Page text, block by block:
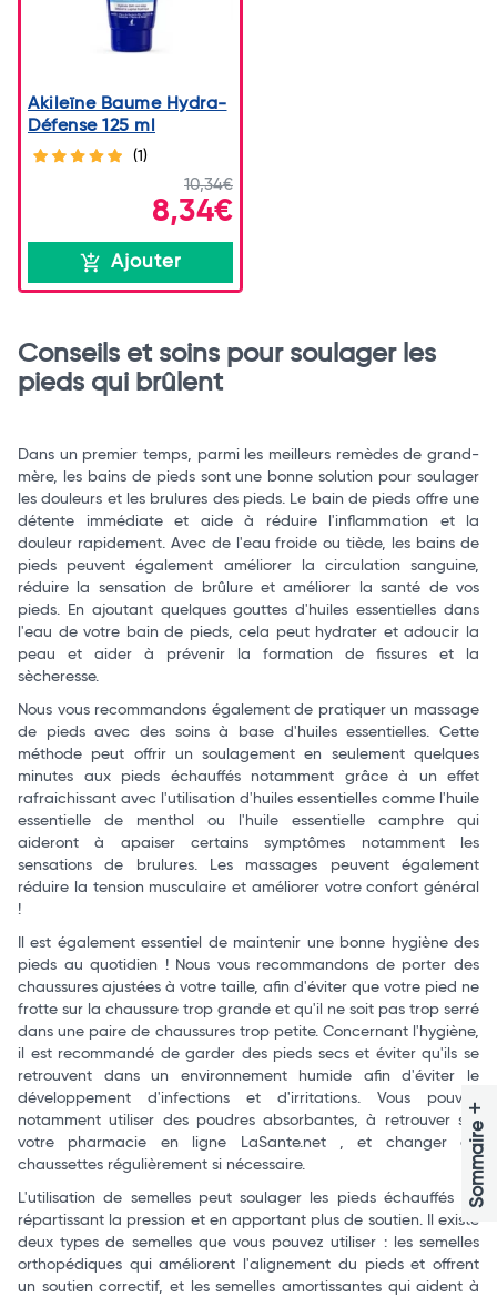
Sommaire
+
Akileïne Baume Hydra-
Défense 125 ml
(1)
10,34€
8,34€
Ajouter
Conseils et soins pour soulager les
pieds qui brûlent
Dans un premier temps, parmi les meilleurs remèdes de grand-
mère, les bains de pieds sont une bonne solution pour soulager
les douleurs et les brulures des pieds. Le bain de pieds offre une
détente immédiate et aide à réduire l'inflammation et la
douleur rapidement. Avec de l'eau froide ou tiède, les bains de
pieds peuvent également améliorer la circulation sanguine,
réduire la sensation de brûlure et améliorer la santé de vos
pieds. En ajoutant quelques gouttes d'huiles essentielles dans
l'eau de votre bain de pieds, cela peut hydrater et adoucir la
peau et aider à prévenir la formation de fissures et la
sècheresse.
Nous vous recommandons également de pratiquer un massage
de pieds avec des soins à base d'huiles essentielles. Cette
méthode peut offrir un soulagement en seulement quelques
minutes aux pieds échauffés notamment grâce à un effet
rafraichissant avec l'utilisation d'huiles essentielles comme l'huile
essentielle de menthol ou l'huile essentielle camphre qui
aideront à apaiser certains symptômes notamment les
sensations de brulures. Les massages peuvent également
réduire la tension musculaire et améliorer votre confort général
!
Il est également essentiel de maintenir une bonne hygiène des
pieds au quotidien ! Nous vous recommandons de porter des
chaussures ajustées à votre taille, afin d'éviter que votre pied ne
frotte sur la chaussure trop grande et qu'il ne soit pas trop serré
dans une paire de chaussures trop petite. Concernant l'hygiène,
il est recommandé de garder des pieds secs et éviter qu'ils se
retrouvent dans un environnement humide afin d'éviter le
développement d'infections et d'irritations. Vous pouvez
notamment utiliser des poudres absorbantes, à retrouver sur
votre pharmacie en ligne LaSante.net , et changer de
chaussettes régulièrement si nécessaire.
L'utilisation de semelles peut soulager les pieds échauffés en
répartissant la pression et en apportant plus de soutien. Il existe
deux types de semelles que vous pouvez utiliser : les semelles
orthopédiques qui améliorent l'alignement du pieds et offrent
un soutien correctif, et les semelles amortissantes qui aident à